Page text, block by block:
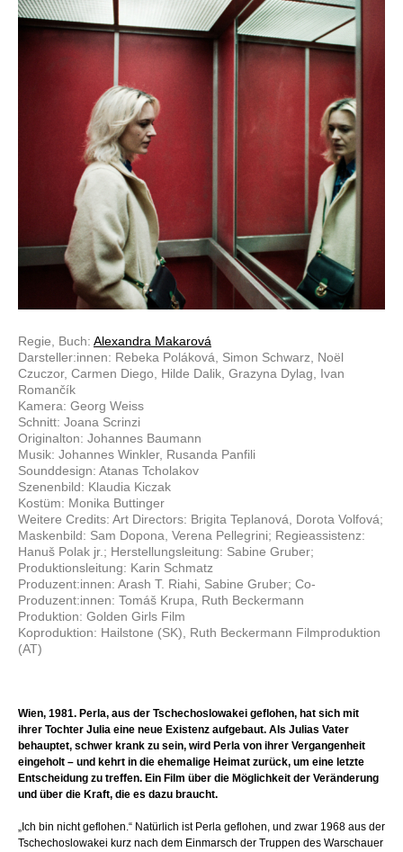
Regie, Buch: Alexandra Makarová
Darsteller:innen: Rebeka Poláková, Simon Schwarz, Noël
Czuczor, Carmen Diego, Hilde Dalik, Grazyna Dylag, Ivan
Romančík
Kamera: Georg Weiss
Schnitt: Joana Scrinzi
Originalton: Johannes Baumann
Musik: Johannes Winkler, Rusanda Panfili
Sounddesign: Atanas Tcholakov
Szenenbild: Klaudia Kiczak
Kostüm: Monika Buttinger
Weitere Credits: Art Directors: Brigita Teplanová, Dorota Volfová;
Maskenbild: Sam Dopona, Verena Pellegrini; Regieassistenz:
Hanuš Polak jr.; Herstellungsleitung: Sabine Gruber;
Produktionsleitung: Karin Schmatz
Produzent:innen: Arash T. Riahi, Sabine Gruber; Co-
Produzent:innen: Tomáš Krupa, Ruth Beckermann
Produktion: Golden Girls Film
Koproduktion: Hailstone (SK), Ruth Beckermann Filmproduktion
(AT)
Wien, 1981. Perla, aus der Tschechoslowakei geflohen, hat sich mit
ihrer Tochter Julia eine neue Existenz aufgebaut. Als Julias Vater
behauptet, schwer krank zu sein, wird Perla von ihrer Vergangenheit
eingeholt – und kehrt in die ehemalige Heimat zurück, um eine letzte
Entscheidung zu treffen. Ein Film über die Möglichkeit der Veränderung
und über die Kraft, die es dazu braucht.
„Ich bin nicht geflohen.“ Natürlich ist Perla geflohen, und zwar 1968 aus der
Tschechoslowakei kurz nach dem Einmarsch der Truppen des Warschauer